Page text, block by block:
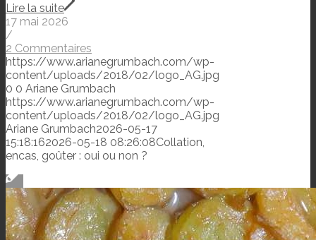
Lire la suite
17 mai 2026
/
2 Commentaires
https://www.arianegrumbach.com/wp-
content/uploads/2018/02/logo_AG.jpg
0 0 Ariane Grumbach
https://www.arianegrumbach.com/wp-
content/uploads/2018/02/logo_AG.jpg
Ariane Grumbach2026-05-17
15:18:162026-05-18 08:26:08Collation,
encas, goûter : oui ou non ?